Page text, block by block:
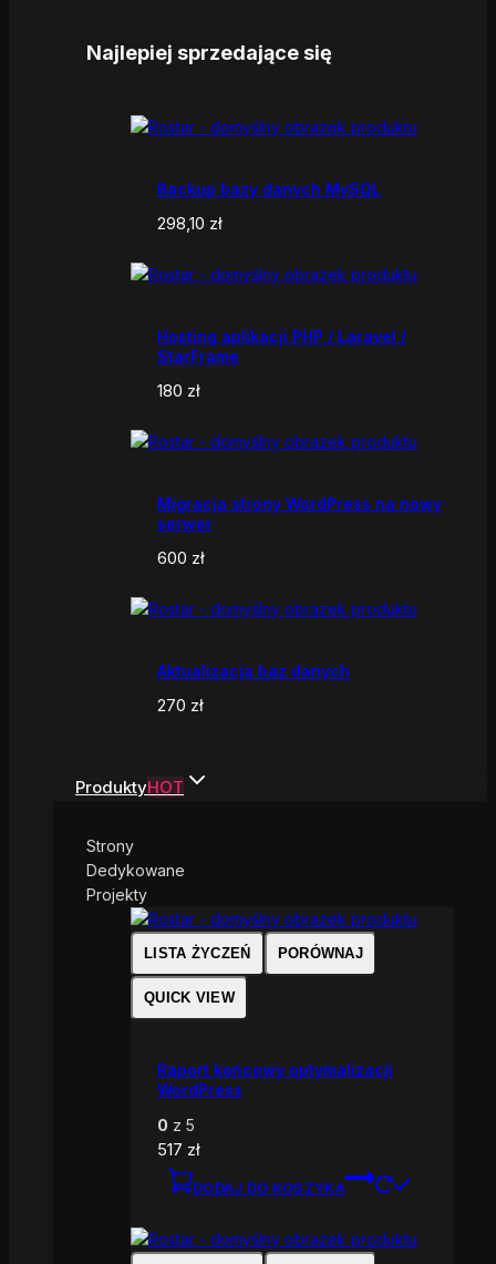
Najlepiej sprzedające się
Backup bazy danych MySQL
298,10 zł
Hosting aplikacji PHP / Laravel /
StarFrame
180 zł
Migracja strony WordPress na nowy
serwer
600 zł
Aktualizacja baz danych
270 zł
ProduktyHOT
Strony
Dedykowane
Projekty
LISTA ŻYCZEŃ PORÓWNAJ
QUICK VIEW
Raport końcowy optymalizacji
WordPress
0 z 5
517 zł
DODAJ DO KOSZYKA